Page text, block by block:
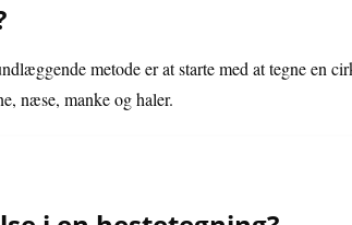
metode er at starte med at tegne en
næse, manke og haler.